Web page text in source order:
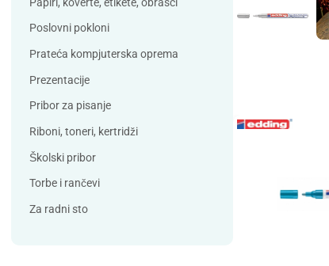
Flieger
Fun Range
Han
Herma
HJP
Horse
Info Notes
Poslovni pokloni
Prateća kompjuterska oprema
Prezentacije
Pribor za pisanje
Riboni, toneri, kertridži
Školski pribor
Torbe i rančevi
Za radni sto